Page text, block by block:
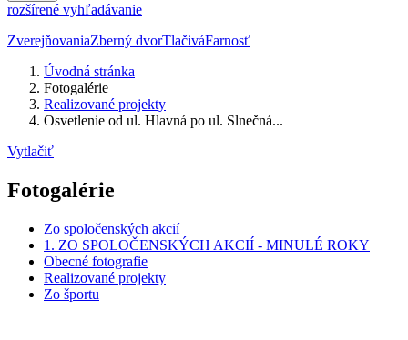
rozšírené vyhľadávanie
ZverejňovaniaZberný dvorTlačiváFarnosť
Úvodná stránka
Fotogalérie
Realizované projekty
Osvetlenie od ul. Hlavná po ul. Slnečná...
Vytlačiť
Fotogalérie
Zo spoločenských akcií
1. ZO SPOLOČENSKÝCH AKCIÍ - MINULÉ ROKY
Obecné fotografie
Realizované projekty
Zo športu